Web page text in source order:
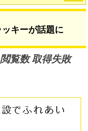
キーが話題に
閲覧数 取得失敗